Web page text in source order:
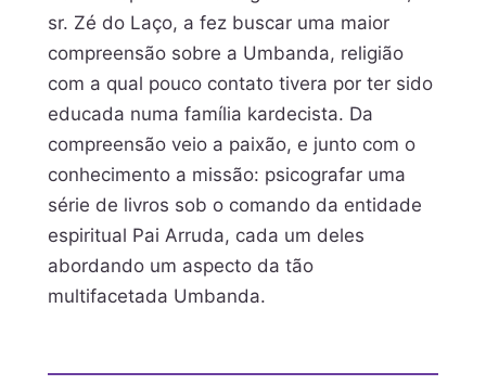
sr. Zé do Laço, a fez buscar uma maior
compreensão sobre a Umbanda, religião
com a qual pouco contato tivera por ter sido
educada numa família kardecista. Da
compreensão veio a paixão, e junto com o
conhecimento a missão: psicografar uma
série de livros sob o comando da entidade
espiritual Pai Arruda, cada um deles
abordando um aspecto da tão
multifacetada Umbanda.